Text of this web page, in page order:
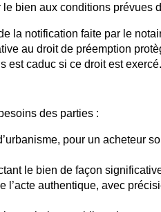
bien aux conditions prévues
la notification faite par le
au droit de préemption
est caduc si ce droit est exercé.
des parties :
pour un acheteur
le bien de façon
authentique, avec